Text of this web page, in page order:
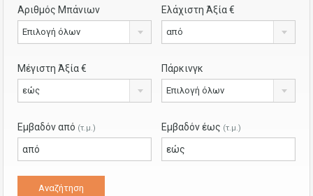
Αριθμός Μπάνιων
Επιλογή όλων
Ελάχιστη Άξία €
από
Μέγιστη Άξία €
εώς
Πάρκινγκ
Επιλογή όλων
Εμβαδόν από (τ.μ.) Εμβαδόν έως (τ.μ.)